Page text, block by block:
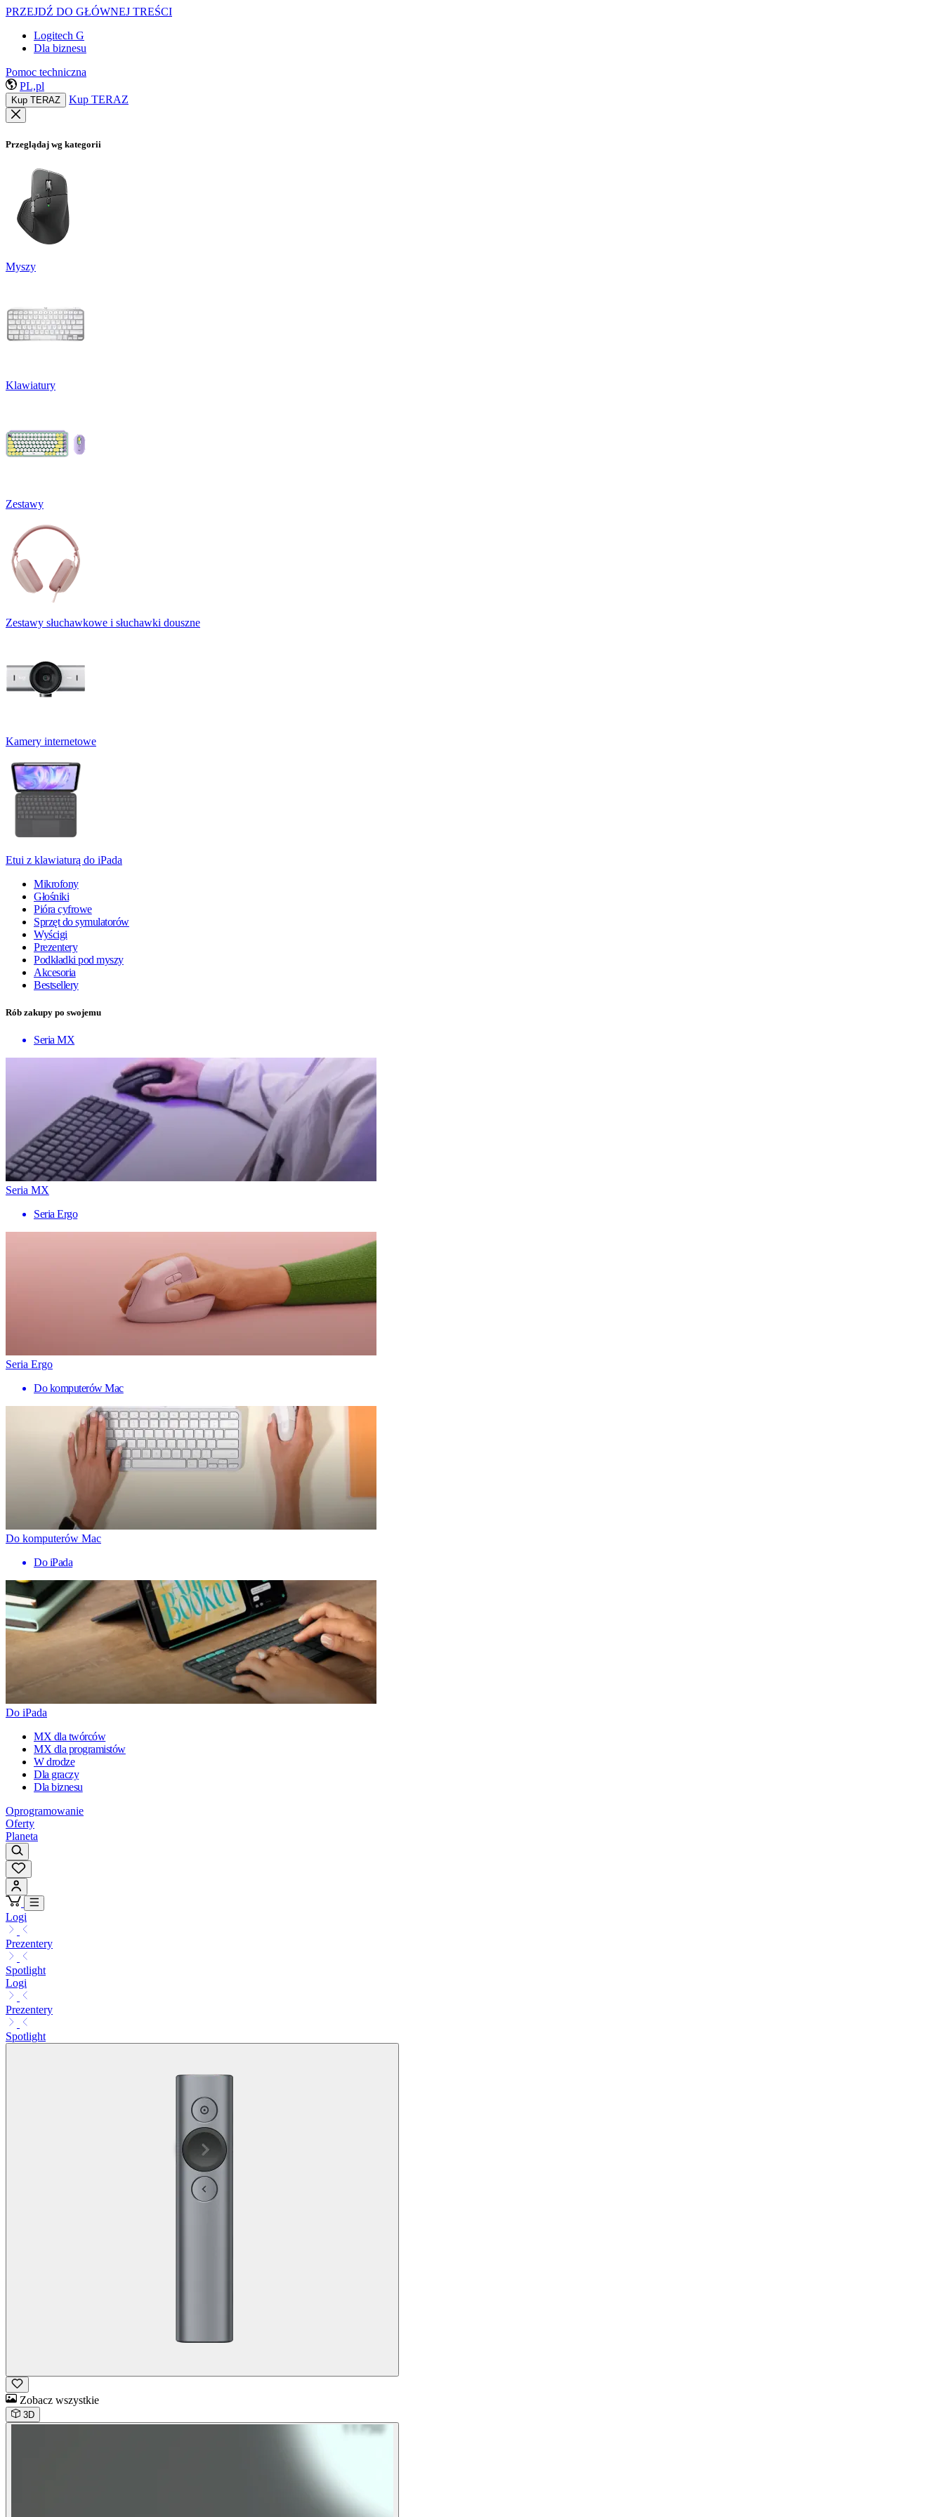
PRZEJDŹ DO GŁÓWNEJ TREŚCI
Logitech G
Dla biznesu
Pomoc techniczna
PL,pl
Kup TERAZ Kup TERAZ
Przeglądaj wg kategorii
Myszy
Klawiatury
Zestawy
Zestawy słuchawkowe i słuchawki douszne
Kamery internetowe
Etui z klawiaturą do iPada
Mikrofony
Głośniki
Pióra cyfrowe
Sprzęt do symulatorów
Wyścigi
Prezentery
Podkładki pod myszy
Akcesoria
Bestsellery
Rób zakupy po swojemu
Seria MX
Seria MX
Seria Ergo
Seria Ergo
Do komputerów Mac
Do komputerów Mac
Do iPada
Do iPada
MX dla twórców
MX dla programistów
W drodze
Dla graczy
Dla biznesu
Oprogramowanie
Oferty
Planeta
Logi
Prezentery
Spotlight
Logi
Prezentery
Spotlight
Zobacz wszystkie
3D